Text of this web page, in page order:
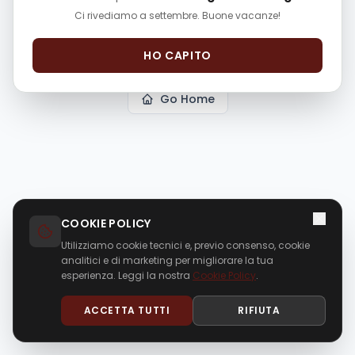
The page"p/fiat-panda-134042"could not be
found in this application.
Go Home
COOKIE POLICY
Utilizziamo cookie tecnici e, previo consenso, cookie
analitici e di marketing per migliorare la tua
esperienza. Leggi la nostra Cookie Policy.
ACCETTA TUTTI RIFIUTA
Ci rivediamo a settembre. Buone vacanze!
HO CAPITO